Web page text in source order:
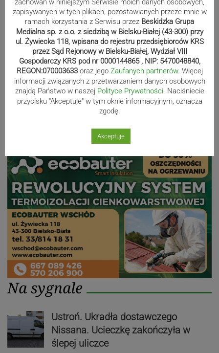
Kaniów stolicą europejskiego kajak
polo. Kilkadziesiąt drużyn z całej
Europy rywalizowało przez trzy dni
Nakamura z dubletem w Wiśle.
Dyskwalifikacja Waszka zmieniła
klasyfikację Polaków
Na sygnale
Ustroń. Ukradła dostawczego
Nissana. Ucieczkę zakończyła w
ślepej uliczce
zachowań w niniejszym Serwisie moich danych osobowych,
zapisywanych w tych plikach, pozostawianych przeze mnie w
ramach korzystania z Serwisu przez Beskidzka Grupa
Medialna sp. z o.o. z siedzibą w Bielsku-Białej (43-300) przy
ul. Żywiecka 118, wpisana do rejestru przedsiębiorców KRS
przez Sąd Rejonowy w Bielsku-Białej, Wydział VIII
Gospodarczy KRS pod nr 0000144865 , NIP: 5470048840,
REGON:070003633 oraz jego Zaufanych partnerów. Więcej
informacji związanych z przetwarzaniem danych osobowych
znajdą Państwo w naszej Polityce Prywatności. Naciśniecie
przycisku "Akceptuje" w tym oknie informacyjnym, oznacza
zgodę.
Akceptuje